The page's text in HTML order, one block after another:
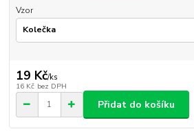
Vzor
19 Kč/ks
16 Kč bez DPH
Přidat do košíku